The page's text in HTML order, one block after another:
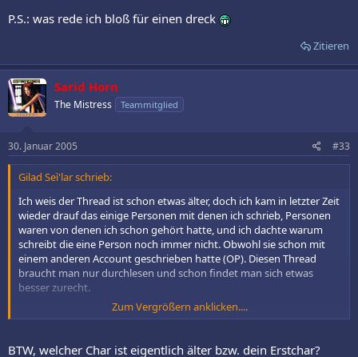
P.S.: was rede ich bloß für einen dreck
Zitieren
Sarid Horn
The Mistress Teammitglied
30. Januar 2005 #33
Gilad Seì'lar schrieb:
Ich weis der Thread ist schon etwas älter, doch ich kam in letzter Zeit
wieder drauf das einige Personen mit denen ich schrieb, Personen
waren von denen ich schon gehört hatte, und ich dachte warum
schreibt die eine Person noch immer nicht. Obwohl sie schon mit
einem anderen Account geschrieben hatte (OP). Diesen Thread
braucht man nur durchlesen und schon findet man sich etwas
besser zurecht.
Meine Chars:
1. Char: Gilad Sei'lar
[Flotte der NR]
Zum Vergrößern anklicken....
BTW, welcher Char ist eigentlich älter bzw. dein Erstchar?